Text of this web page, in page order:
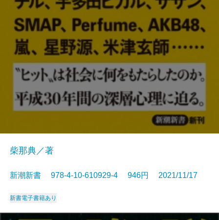
柴那典／著
新潮新書 978-4-10-610929-4 946円 2021/11/17
新書電子書籍あり